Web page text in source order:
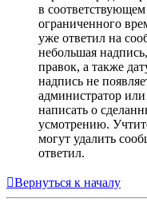
в
ограниченного
уже ответил на
небольшая
правок, а также
надпись не
администратор
написать о
усмотрению.
могут удалить
ответил.
Вернуться к началу